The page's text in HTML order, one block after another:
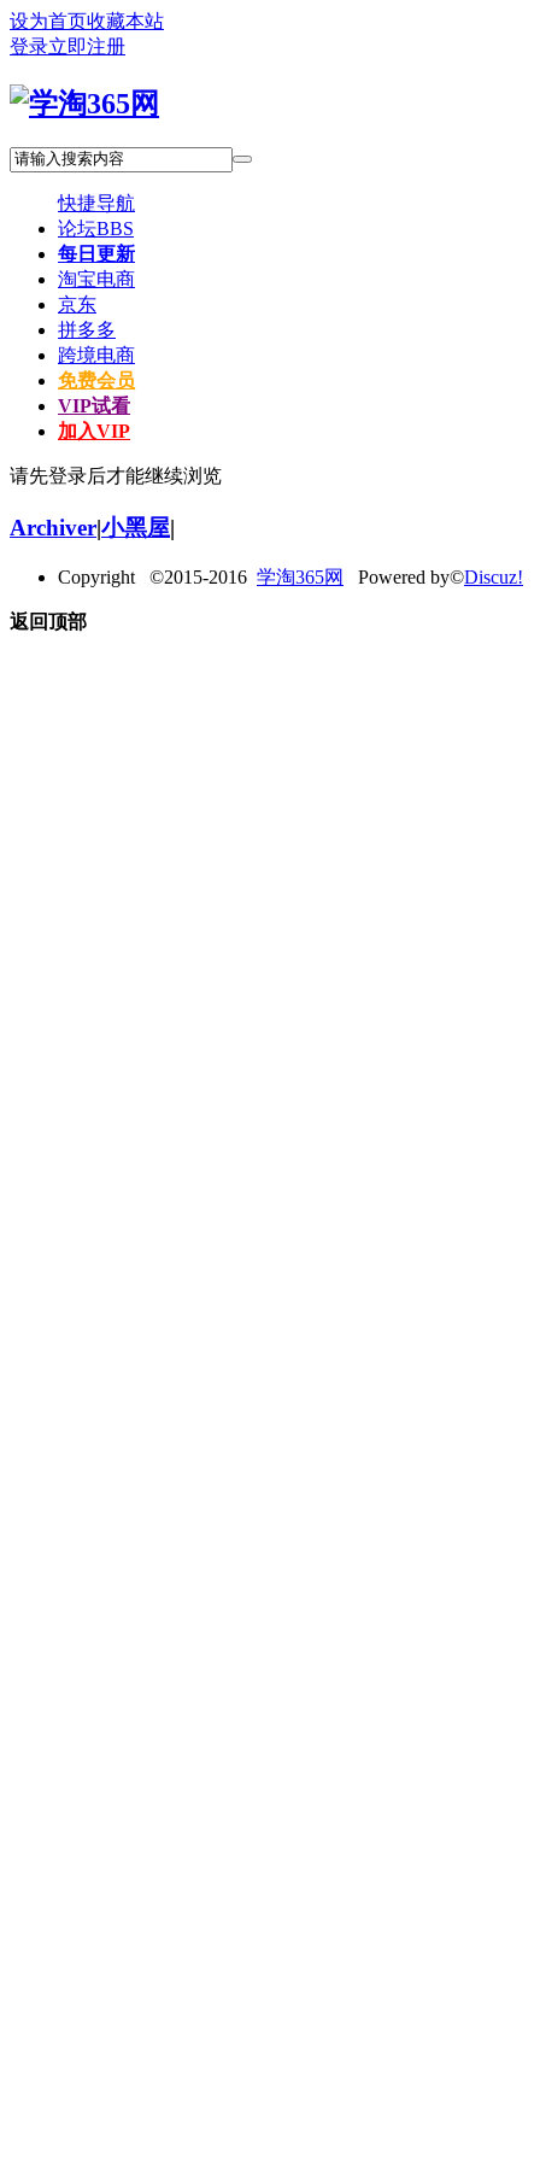
设为首页收藏本站
登录立即注册
快捷导航
论坛BBS
每日更新
淘宝电商
京东
拼多多
跨境电商
免费会员
VIP试看
加入VIP
请先登录后才能继续浏览
Archiver|小黑屋|
Copyright ©2015-2016 学淘365网 Powered by©Discuz!
返回顶部